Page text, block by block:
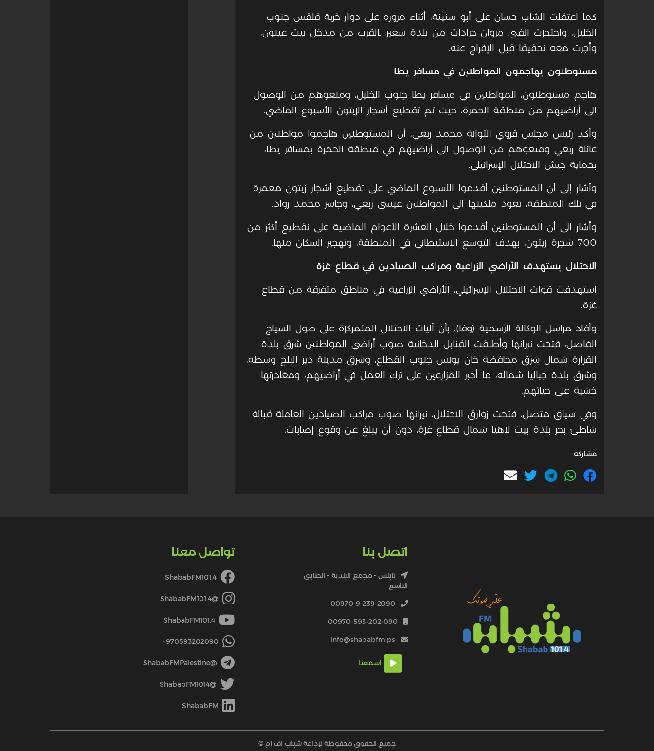
كما اعتقلت الشاب حسان علي أبو سنينة، أثناء مروره على دوار خربة قلقس جنوب
الخليل، واحتجزت الفتى مروان جرادات من بلدة سعير بالقرب من مدخل بيت عينون،
وأجرت معه تحقيقا قبل الإفراج عنه.
مستوطنون يهاجمون المواطنين في مسافر يطا
هاجم مستوطنون، المواطنين في مسافر يطا جنوب الخليل، ومنعوهم من الوصول
الى أراضيهم من منطقة الحمرة، حيث تم تقطيع أشجار الزيتون الأسبوع الماضي.
وأكد رئيس مجلس قروي التوانة محمد ربعي، أن المستوطنين هاجموا مواطنين من
عائلة ربعي ومنعوهم من الوصول الى أراضيهم في منطقة الحمرة بمسافر يطا،
بحماية جيش الاحتلال الإسرائيلي.
وأشار إلى أن المستوطنين أقدموا الأسبوع الماضي على تقطيع أشجار زيتون معمرة
في تلك المنطقة، تعود ملكيتها الى المواطنين عيسى ربعي، وجاسر محمد رواد.
وأشار الى أن المستوطنين أقدموا خلال العشرة الأعوام الماضية على تقطيع أكثر من
700 شجرة زيتون، بهدف التوسع الاستيطاني في المنطقة، وتهجير السكان منها.
الاحتلال يستهدف الأراضي الزراعية ومراكب الصيادين في قطاع غزة
استهدفت قوات الاحتلال الإسرائيلي، الأراضي الزراعية في مناطق متفرقة من قطاع
غزة.
وأفاد مراسل الوكالة الرسمية (وفا)، بأن آليات الاحتلال المتمركزة على طول السياج
الفاصل، فتحت نيرانها وأطلقت القنابل الدخانية صوب أراضي المواطنين شرق بلدة
القرارة شمال شرق محافظة خان يونس جنوب القطاع، وشرق مدينة دير البلح وسطه،
وشرق بلدة جباليا شماله، ما أجبر المزارعين على ترك العمل في أراضيهم، ومغادرتها
خشية على حياتهم.
وفي سياق متصل، فتحت زوارق الاحتلال، نيرانها صوب مراكب الصيادين العاملة قبالة
شاطئ بحر بلدة بيت لاهيا شمال قطاع غزة، دون أن يبلغ عن وقوع إصابات.
مشاركة
اتصل بنا
نابلس - مجمع البلدية - الطابق
التاسع
00970-9-239-2090
00970-593-202-090
info@shababfm.ps
اسمعنا
تواصل معنا
ShababFM101.4
@ShababFM101.4
ShababFM101.4
970593202090+
@ShababFMPalestine
@ShababFM1014
ShababFM
جميع الحقوق محفوظة لإذاعة شباب اف ام ©